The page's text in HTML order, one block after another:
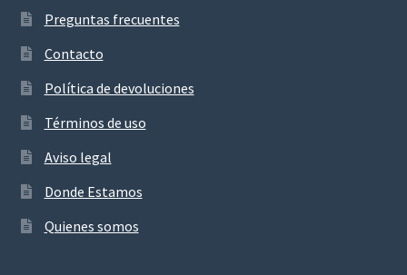
Preguntas frecuentes
Contacto
Política de devoluciones
Términos de uso
Aviso legal
Donde Estamos
Quienes somos